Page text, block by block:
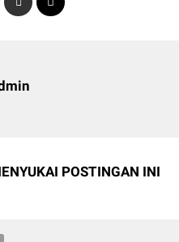
POSTINGAN INI